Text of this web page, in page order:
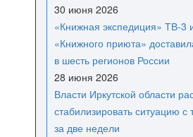
30 июня 2026
«Книжная экспедиция» ТВ-3
«Книжного приюта»
в шесть регионов России
28 июня 2026
Власти Иркутской области
стабилизировать ситуацию с
за две недели